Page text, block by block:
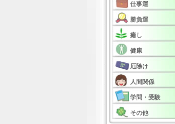
仕事運
勝負運
癒し
健康
厄除け
人間関係
学問・受験
その他